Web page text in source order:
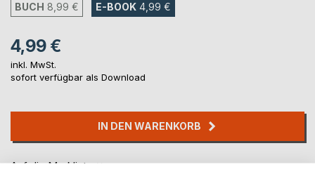
BUCH 8,99 € E-BOOK 4,99 €
4,99 €
inkl. MwSt.
sofort verfügbar als Download
IN DEN WARENKORB
Auf die Merkliste